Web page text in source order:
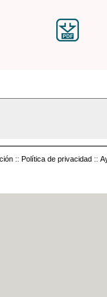
:: Política de privacidad ::